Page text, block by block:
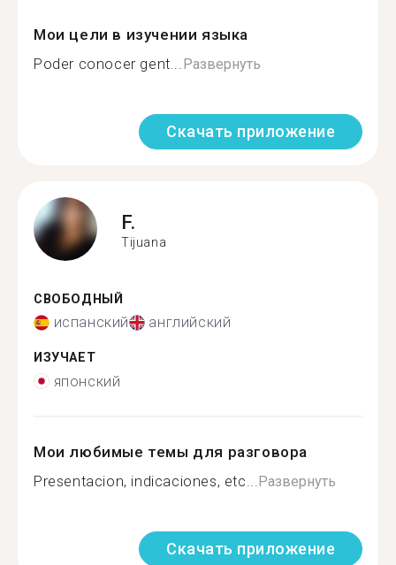
Мои цели в изучении языка
Poder conocer gent... Развернуть
Скачать приложение
F.
Tijuana
СВОБОДНЫЙ
испанский английский
ИЗУЧАЕТ
японский
Мои любимые темы для разговора
Presentacion, indicaciones, etc... Развернуть
Скачать приложение